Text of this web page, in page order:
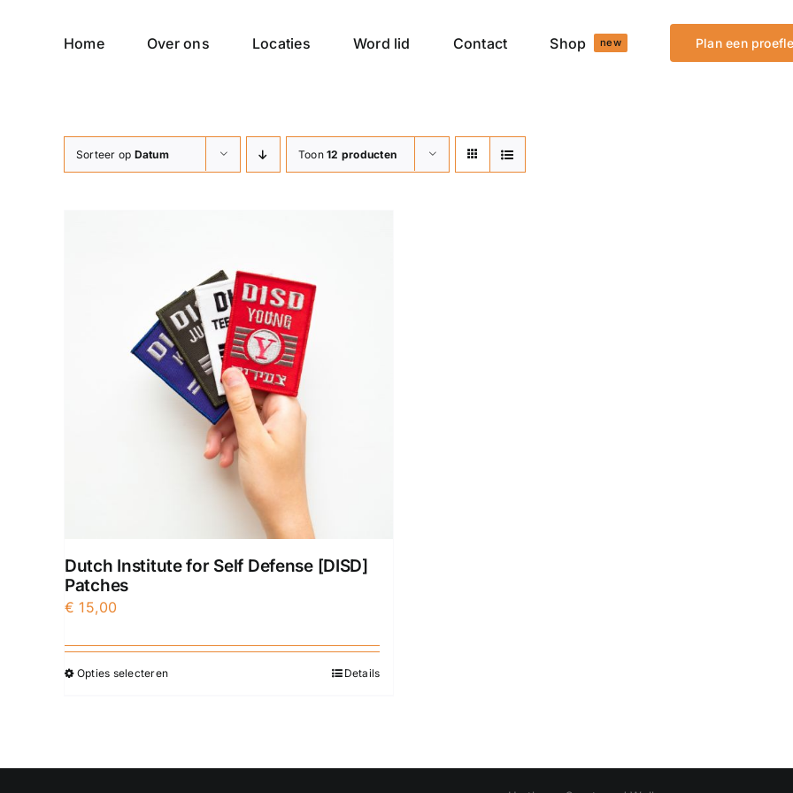
Home Over ons Locaties Word lid Contact Shop new Plan een
Sorteer op Datum Toon12 producten
Dutch Institute for Self Defense [DISD]
Patches
€ 15,00
Opties selecterenDit
variaties.
Details